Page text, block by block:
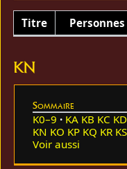
Titre
KN
Sommaire
K0–9 KA KB KC KD
KN KO KP KQ KR KS
Voir aussi